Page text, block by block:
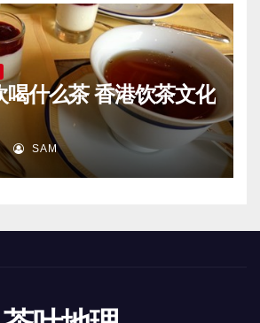
喝什么茶 香港饮茶文化
SAM